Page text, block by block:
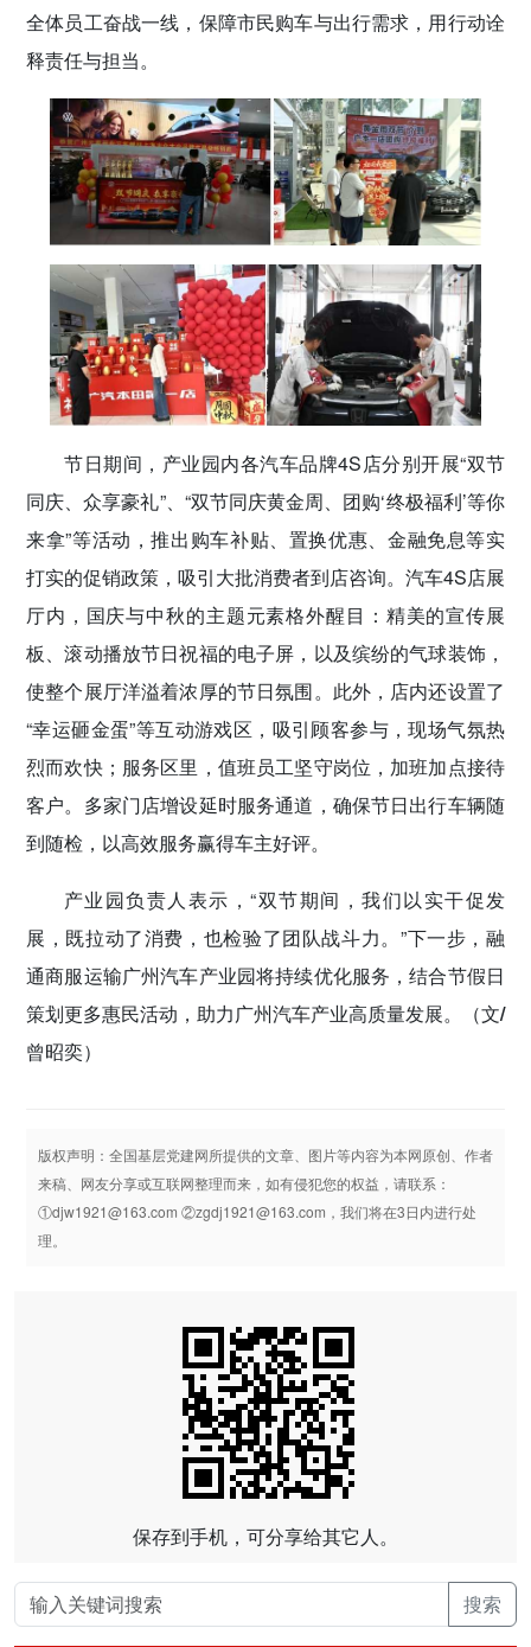
全体员工奋战一线，保障市民购车与出行需求，用行动诠
释责任与担当。
节日期间，产业园内各汽车品牌4S店分别开展“双节
同庆、众享豪礼”、“双节同庆黄金周、团购‘终极福利’等你
来拿”等活动，推出购车补贴、置换优惠、金融免息等实
打实的促销政策，吸引大批消费者到店咨询。汽车4S店展
厅内，国庆与中秋的主题元素格外醒目：精美的宣传展
板、滚动播放节日祝福的电子屏，以及缤纷的气球装饰，
使整个展厅洋溢着浓厚的节日氛围。此外，店内还设置了
“幸运砸金蛋”等互动游戏区，吸引顾客参与，现场气氛热
烈而欢快；服务区里，值班员工坚守岗位，加班加点接待
客户。多家门店增设延时服务通道，确保节日出行车辆随
到随检，以高效服务赢得车主好评。
产业园负责人表示，“双节期间，我们以实干促发
展，既拉动了消费，也检验了团队战斗力。”下一步，融
通商服运输广州汽车产业园将持续优化服务，结合节假日
策划更多惠民活动，助力广州汽车产业高质量发展。
（文/
曾昭奕）
版权声明：全国基层党建网所提供的文章、图片等内容为本网原创、作者
来稿、网友分享或互联网整理而来，如有侵犯您的权益，请联系：
①djw1921@163.com ②zgdj1921@163.com，我们将在3日内进行处
理。
保存到手机，可分享给其它人。
搜索